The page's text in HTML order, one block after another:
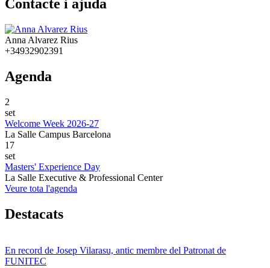
Contacte i ajuda
Anna Alvarez Rius
+34932902391
Agenda
2
set
Welcome Week 2026-27
La Salle Campus Barcelona
17
set
Masters' Experience Day
La Salle Executive & Professional Center
Veure tota l'agenda
Destacats
En record de Josep Vilarasu, antic membre del Patronat de
FUNITEC